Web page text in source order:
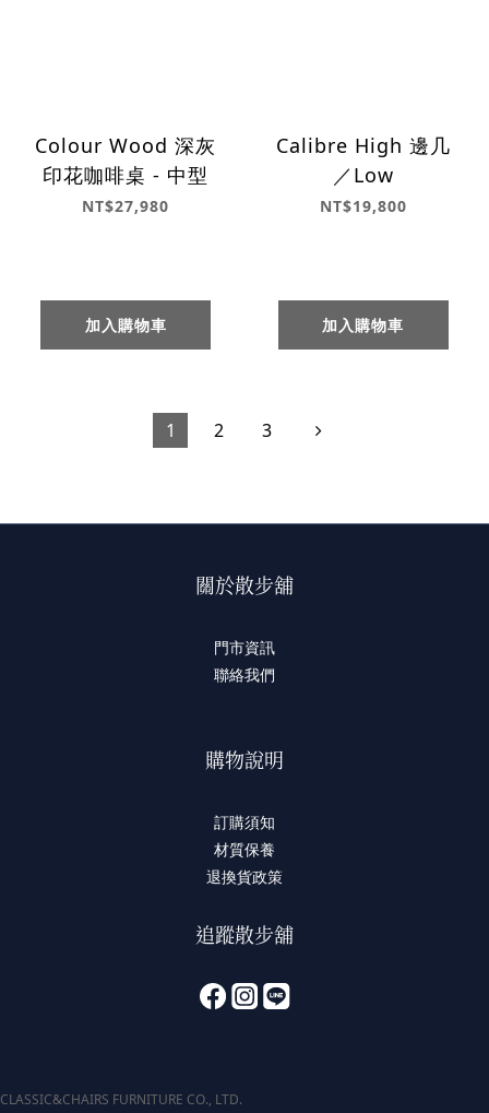
Colour Wood 深灰
印花咖啡桌 - 中型
NT$27,980
加入購物車
Calibre High 邊几
／Low
NT$19,800
加入購物車
1 2 3
關於散步舖
門市資訊
聯絡我們
購物說明
訂購須知
材質保養
退換貨政策
追蹤散步舖
CLASSIC&CHAIRS FURNITURE CO., LTD.